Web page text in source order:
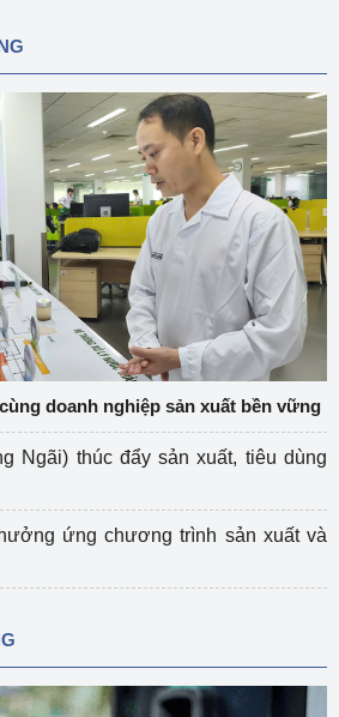
doanh nghiệp sản xuất bền vững
Ngãi) thúc đẩy sản xuất, tiêu dùng
ứng chương trình sản xuất và